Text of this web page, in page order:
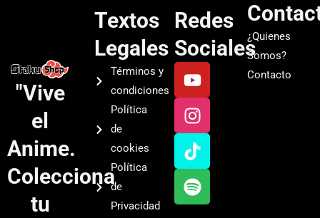
"Vive
el
Anime.
Colecciona
tu
Textos
Legales
Términos y
condiciones
Política
de
cookies
Política
de
Privacidad
Redes
Sociales
Y
o
u
t
u
b
e
I
n
s
t
a
g
r
a
T
i
k
t
o
k
S
p
o
t
i
f
y
¿Quienes
Somos?
Contacto